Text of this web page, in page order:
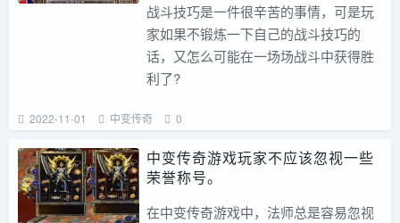
战斗技巧是一件很辛苦的事情，可是玩
家如果不锻炼一下自己的战斗技巧的
话，又怎么可能在一场场战斗中获得胜
利了?
2022-11-01 中变传奇 0
中变传奇游戏玩家不应该忽视一些
荣誉称号。
在中变传奇游戏中，法师总是容易忽视